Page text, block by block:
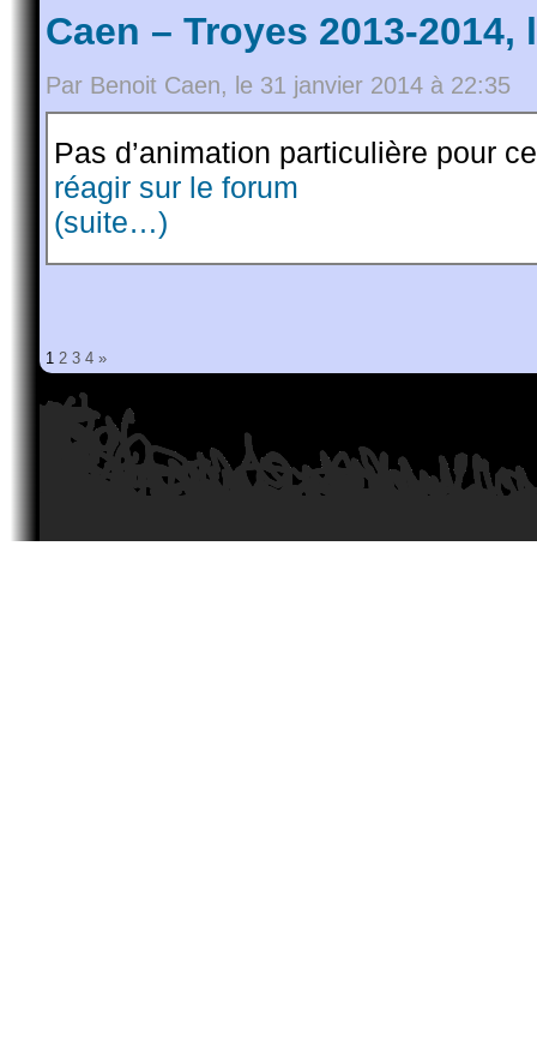
Caen – Troyes 2013-
Par Benoit Caen, le 31 janvier 2014 à 22:35
Pas d’animation particulière pour
réagir sur le forum
(suite…)
1 2 3 4 »